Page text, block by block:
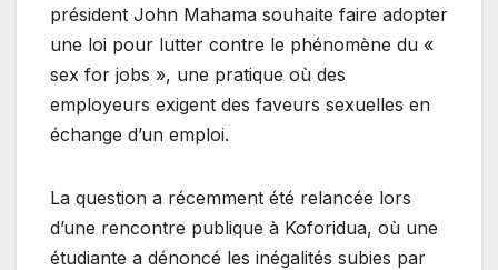
président John Mahama souhaite faire adopter
une loi pour lutter contre le phénomène du «
sex for jobs », une pratique où des
employeurs exigent des faveurs sexuelles en
échange d’un emploi.
La question a récemment été relancée lors
d’une rencontre publique à Koforidua, où une
étudiante a dénoncé les inégalités subies par